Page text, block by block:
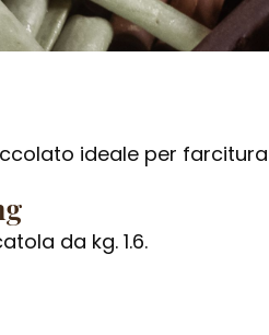
ideale per
da kg. 1.6.